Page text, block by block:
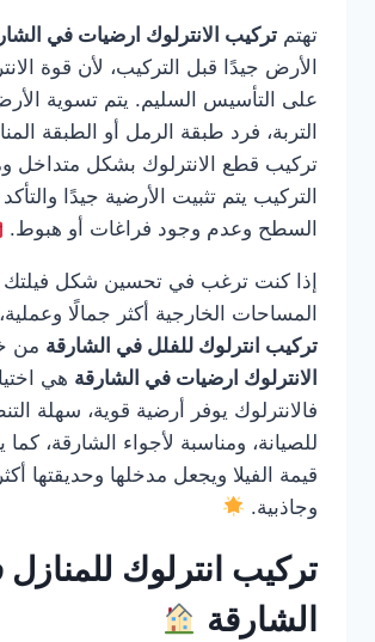
تهتم تركيب الانترلوك ارضيات في
الأرض جيدًا قبل التركيب، لأن قوة
على التأسيس السليم. يتم تسوية
التربة، فرد طبقة الرمل أو الطبقة
تركيب قطع الانترلوك بشكل متداخل
التركيب يتم تثبيت الأرضية جيدًا
السطح وعدم وجود فراغات أو هبوط.
إذا كنت ترغب في تحسين شكل
المساحات الخارجية أكثر جمالًا
تركيب انترلوك للفلل في الشارقة من
الانترلوك ارضيات في الشارقة هي
فالانترلوك يوفر أرضية قوية، سهلة
للصيانة، ومناسبة لأجواء الشارقة،
قيمة الفيلا ويجعل مدخلها وحديقتها
وجاذبية.
تركيب انترلوك
الشارقة